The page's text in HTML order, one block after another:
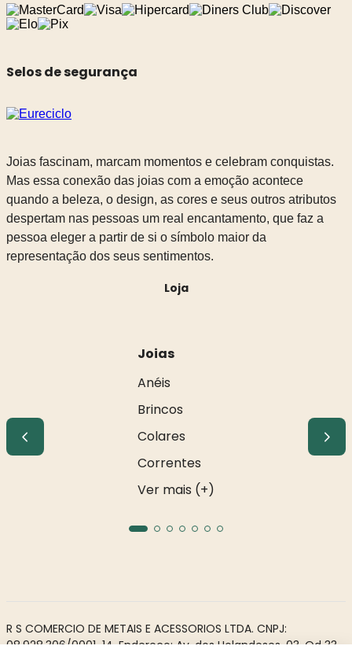
Selos de segurança
Joias fascinam, marcam momentos e celebram conquistas.
Mas essa conexão das joias com a emoção acontece
quando a beleza, o design, as cores e seus outros atributos
despertam nas pessoas um real encantamento, que faz a
pessoa eleger a partir de si o símbolo maior da
representação dos seus sentimentos.
Loja
Joias
Anéis
Brincos
Colares
Correntes
Ver mais (+)
R S COMERCIO DE METAIS E ACESSORIOS LTDA. CNPJ:
08.928.306/0001-14. Endereço: Av. dos Holandeses, 03, Qd 33,